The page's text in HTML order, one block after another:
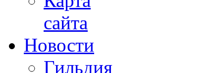
сайта
Новости
Гильдия